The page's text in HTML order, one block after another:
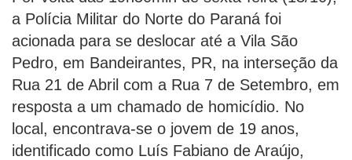
a Polícia Militar do Norte do Paraná foi
acionada para se deslocar até a Vila São
Pedro, em Bandeirantes, PR, na interseção da
Rua 21 de Abril com a Rua 7 de Setembro, em
resposta a um chamado de homicídio. No
local, encontrava-se o jovem de 19 anos,
identificado como Luís Fabiano de Araújo,